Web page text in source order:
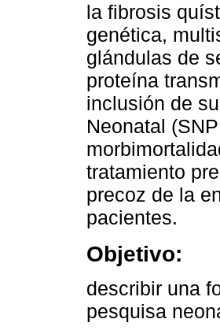
la fibrosis
genética,
glándulas de
proteína
inclusión de
Neonatal
tratamiento
precoz de la
pacientes.
Objetivo:
describir una
pesquisa